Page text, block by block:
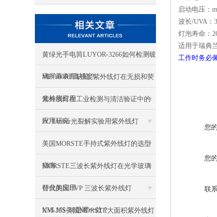
黄绿光手电筒LUYOR-3266如何检测玻
璃屏幕表面缺陷？
MF-100RP高强度紫外线灯在无损和荧
光检测应用
紫外线灯在工业检测与清洁验证中的
应用研究
PC Linker光裂解实验用紫外线灯
美国MORSTE手持式紫外线灯的选型
指南
MORSTE三波长紫外线灯在光学玻璃
行业的应用
替代美国UVP 三波长紫外线灯
UVLMS-38是哪一款？
XM-15S美国MORSTE大面积紫外线灯
启动电压：
波长/UVA：
灯泡寿命：
适用于瑞典
工作时务必
您
您
联